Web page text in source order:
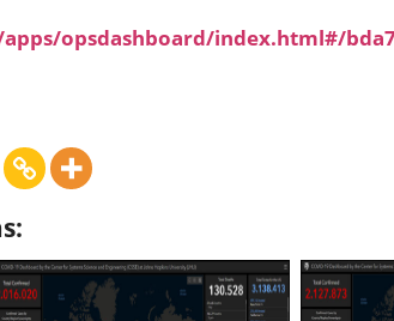
opsdashboard/index.html#/